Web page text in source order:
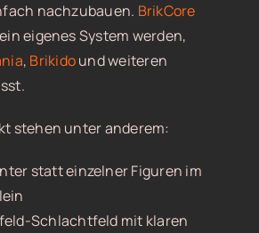
nachzubauen. BrikCore
eigenes System werden,
, Brikidound weiteren
stehen unter anderem:
statt einzelner Figuren im
Schlachtfeld mit klaren